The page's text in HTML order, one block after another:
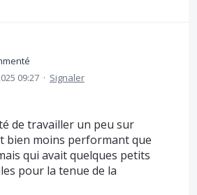
09:27 · Signaler
de travailler un peu sur
bien moins performant que
qui avait quelques petits
pour la tenue de la